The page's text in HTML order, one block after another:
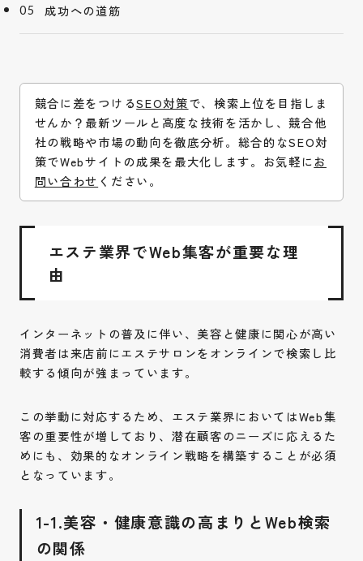
成功への道筋
競合に差をつけるSEO対策で、検索上位を目指しま
せんか？最新ツールと高度な技術を活かし、競合他
社の戦略や市場の動向を徹底分析。総合的なSEO対
策でWebサイトの成果を最大化します。お気軽にお
問い合わせ ください。
エステ業界でWeb集客が重要な理
由
インターネットの普及に伴い、美容と健康に関心が高い
消費者は来店前にエステサロンをオンラインで検索し比
較する傾向が強まっています。
この挙動に対応するため、エステ業界においてはWeb集
客の重要性が増しており、潜在顧客のニーズに応えるた
めにも、効果的なオンライン戦略を構築することが必須
となっています。
1-1.美容・健康意識の高まりとWeb検索
の関係